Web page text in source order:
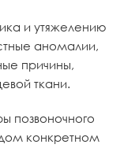
и утяжелению
аномалии,
причины,
ткани.
позвоночного
конкретном